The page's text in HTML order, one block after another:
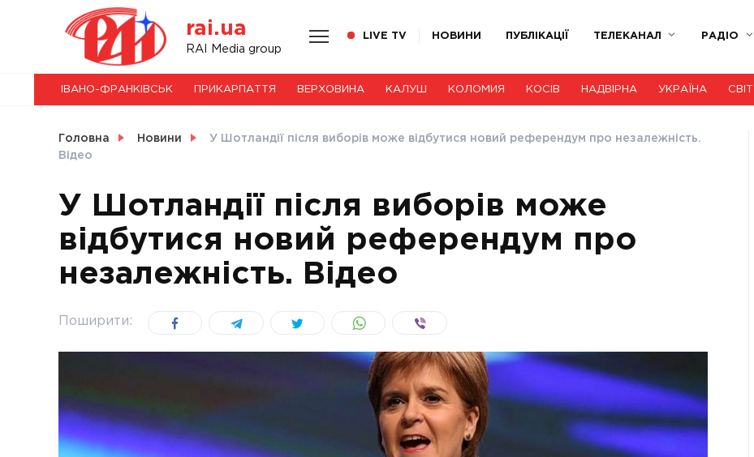
rai.ua
RAI Media group
LIVE TV НОВИНИ ПУБЛІКАЦІЇ ТЕЛЕКАНАЛ РАДІО
НОВИНИ
СВІТ
УКРАЇНА
ІВАНО-ФРАНКІВСЬК ПРИКАРПАТТЯ ВЕРХОВИНА КАЛУШ КОЛОМИЯ КОСІВ НАДВІРНА УКРАЇНА СВІТ
Головна Новини
У Шотландії після виборів може відбутися новий референдум про незалежність.
Відео
У Шотландії після виборів може
відбутися новий референдум про
незалежність. Відео
Поширити: